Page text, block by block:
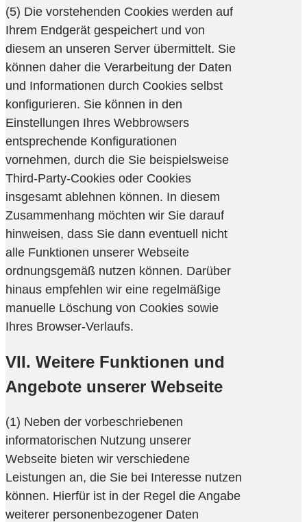
(5) Die vorstehenden Cookies werden auf
Ihrem Endgerät gespeichert und von
diesem an unseren Server übermittelt. Sie
können daher die Verarbeitung der Daten
und Informationen durch Cookies selbst
konfigurieren. Sie können in den
Einstellungen Ihres Webbrowsers
entsprechende Konfigurationen
vornehmen, durch die Sie beispielsweise
Third-Party-Cookies oder Cookies
insgesamt ablehnen können. In diesem
Zusammenhang möchten wir Sie darauf
hinweisen, dass Sie dann eventuell nicht
alle Funktionen unserer Webseite
ordnungsgemäß nutzen können. Darüber
hinaus empfehlen wir eine regelmäßige
manuelle Löschung von Cookies sowie
Ihres Browser-Verlaufs.
VII. Weitere Funktionen und
Angebote unserer Webseite
(1) Neben der vorbeschriebenen
informatorischen Nutzung unserer
Webseite bieten wir verschiedene
Leistungen an, die Sie bei Interesse nutzen
können. Hierfür ist in der Regel die Angabe
weiterer personenbezogener Daten